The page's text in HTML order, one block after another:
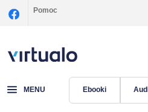
Pomoc
MENU Ebooki